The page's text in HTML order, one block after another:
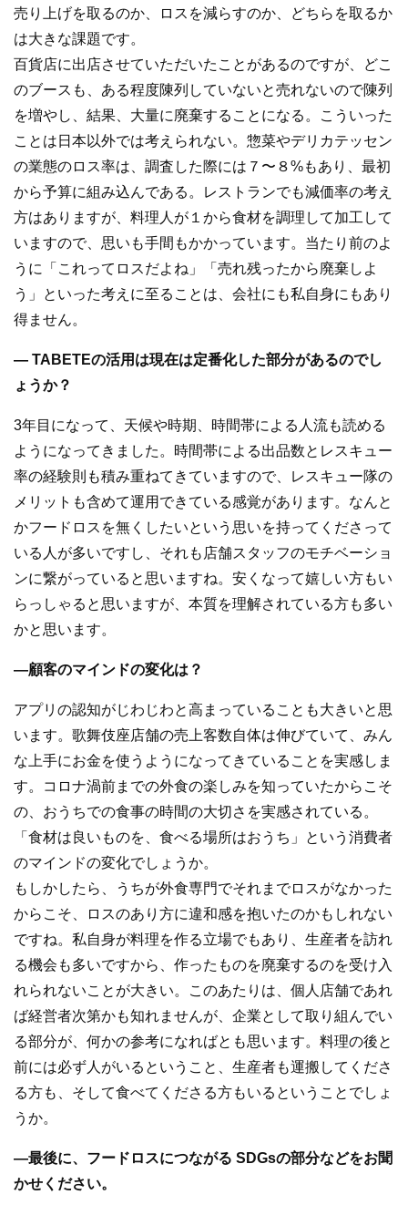
売り上げを取るのか、ロスを減らすのか、どちらを取るか
は大きな課題です。
百貨店に出店させていただいたことがあるのですが、どこ
のブースも、ある程度陳列していないと売れないので陳列
を増やし、結果、大量に廃棄することになる。こういった
ことは日本以外では考えられない。惣菜やデリカテッセン
の業態のロス率は、調査した際には７〜８%もあり、最初
から予算に組み込んである。レストランでも減価率の考え
方はありますが、料理人が１から食材を調理して加工して
いますので、思いも手間もかかっています。当たり前のよ
うに「これってロスだよね」「売れ残ったから廃棄しよ
う」といった考えに至ることは、会社にも私自身にもあり
得ません。
― TABETEの活用は現在は定番化した部分があるのでし
ょうか？
3年目になって、天候や時期、時間帯による人流も読める
ようになってきました。時間帯による出品数とレスキュー
率の経験則も積み重ねてきていますので、レスキュー隊の
メリットも含めて運用できている感覚があります。なんと
かフードロスを無くしたいという思いを持ってくださって
いる人が多いですし、それも店舗スタッフのモチベーショ
ンに繋がっていると思いますね。安くなって嬉しい方もい
らっしゃると思いますが、本質を理解されている方も多い
かと思います。
―顧客のマインドの変化は？
アプリの認知がじわじわと高まっていることも大きいと思
います。歌舞伎座店舗の売上客数自体は伸びていて、みん
な上手にお金を使うようになってきていることを実感しま
す。コロナ渦前までの外食の楽しみを知っていたからこそ
の、おうちでの食事の時間の大切さを実感されている。
「食材は良いものを、食べる場所はおうち」という消費者
のマインドの変化でしょうか。
もしかしたら、うちが外食専門でそれまでロスがなかった
からこそ、ロスのあり方に違和感を抱いたのかもしれない
ですね。私自身が料理を作る立場でもあり、生産者を訪れ
る機会も多いですから、作ったものを廃棄するのを受け入
れられないことが大きい。このあたりは、個人店舗であれ
ば経営者次第かも知れませんが、企業として取り組んでい
る部分が、何かの参考になればとも思います。料理の後と
前には必ず人がいるということ、生産者も運搬してくださ
る方も、そして食べてくださる方もいるということでしょ
うか。
―最後に、フードロスにつながる SDGsの部分などをお聞
かせください。